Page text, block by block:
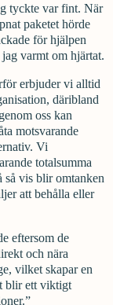
tyckte var fint. När
paketet hörde
för hjälpen
varmt om hjärtat.
erbjuder vi alltid
däribland
oss kan
motsvarande
Vi
totalsumma
så vis blir omtanken
att behålla eller
eftersom de
och nära
vilket skapar en
blir ett viktigt